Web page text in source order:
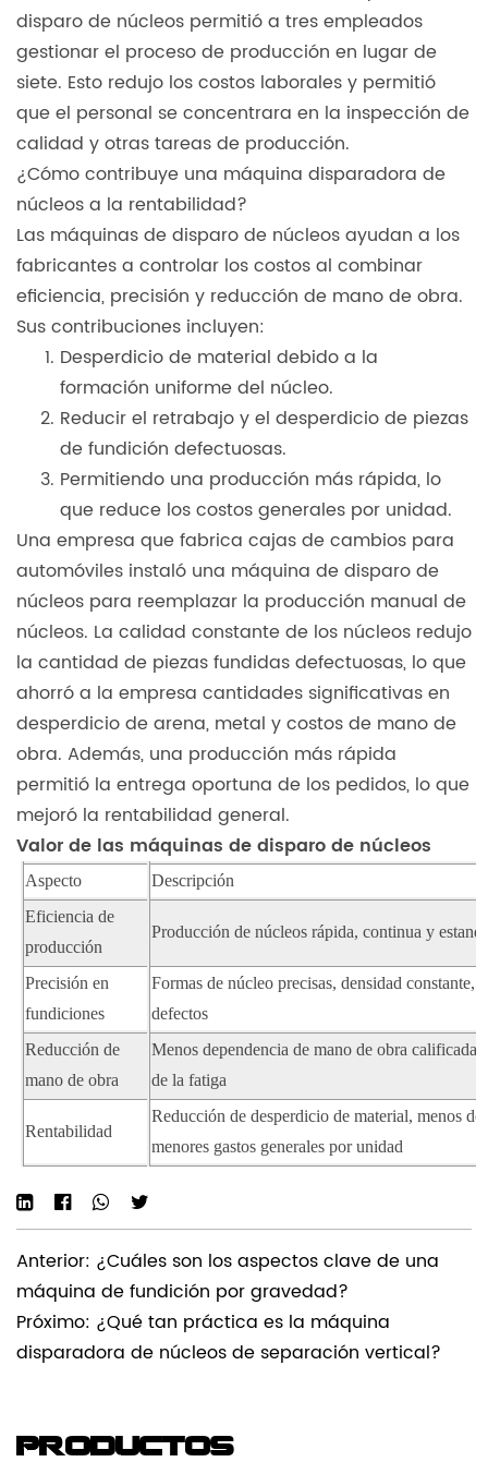
disparo de núcleos permitió a tres empleados
gestionar el proceso de producción en lugar de
siete. Esto redujo los costos laborales y permitió
que el personal se concentrara en la inspección de
calidad y otras tareas de producción.
¿Cómo contribuye una máquina disparadora de
núcleos a la rentabilidad?
Las máquinas de disparo de núcleos ayudan a los
fabricantes a controlar los costos al combinar
eficiencia, precisión y reducción de mano de obra.
Sus contribuciones incluyen:
Desperdicio de material debido a la
formación uniforme del núcleo.
Reducir el retrabajo y el desperdicio de piezas
de fundición defectuosas.
Permitiendo una producción más rápida, lo
que reduce los costos generales por unidad.
Una empresa que fabrica cajas de cambios para
automóviles instaló una máquina de disparo de
núcleos para reemplazar la producción manual de
núcleos. La calidad constante de los núcleos redujo
la cantidad de piezas fundidas defectuosas, lo que
ahorró a la empresa cantidades significativas en
desperdicio de arena, metal y costos de mano de
obra. Además, una producción más rápida
permitió la entrega oportuna de los pedidos, lo que
mejoró la rentabilidad general.
Valor de las máquinas de disparo de núcleos
Aspecto
Descripción
Eficiencia de
producción
Producción de núcleos rápida, continua y
Precisión en
fundiciones
Formas de núcleo precisas, densidad constante,
defectos
Reducción de
mano de obra
Menos dependencia de mano de obra calificada,
de la fatiga
Rentabilidad
Reducción de desperdicio de material, menos
menores gastos generales por unidad
Anterior: ¿Cuáles son los aspectos clave de una
máquina de fundición por gravedad?
Próximo: ¿Qué tan práctica es la máquina
disparadora de núcleos de separación vertical?
Productos